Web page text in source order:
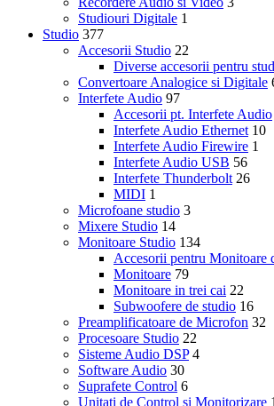
Studiouri Digitale 1
Studio 377
Accesorii Studio 22
Diverse accesorii pentru
Convertoare Analogice si Digitale
Interfete Audio 97
Accesorii pt. Interfete Audio
Interfete Audio Ethernet 10
Interfete Audio Firewire 1
Interfete Audio USB 56
Interfete Thunderbolt 26
MIDI 1
Microfoane studio 3
Mixere Studio 14
Monitoare Studio 134
Accesorii pentru Monitoare
Monitoare 79
Monitoare in trei cai 22
Subwoofere de studio 16
Preamplificatoare de Microfon 32
Procesoare Studio 22
Sisteme Audio DSP 4
Software Audio 30
Suprafete Control 6
Unitati de Control si Monitorizare